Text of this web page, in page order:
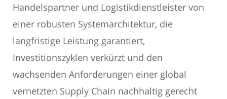
Handelspartner und Logistikdienstleister von
einer robusten Systemarchitektur, die
langfristige Leistung garantiert,
Investitionszyklen verkürzt und den
wachsenden Anforderungen einer global
vernetzten Supply Chain nachhaltig gerecht